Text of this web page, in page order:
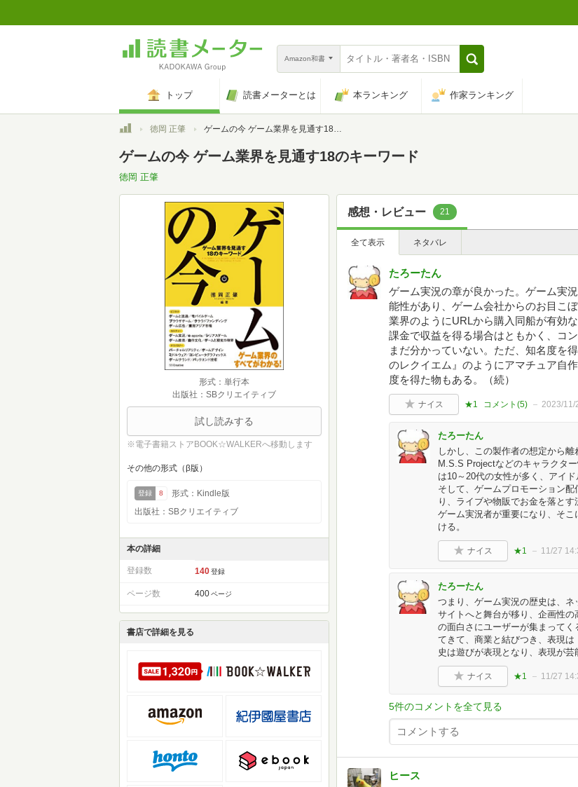
Amazon和書
トップ 読書メーターとは 本ランキング 作家ランキング
トップ徳岡 正肇 ゲームの今 ゲーム業界を見通す18のキーワード
ゲームの今 ゲーム業界を見通す18のキーワード
徳岡 正肇
形式：単行本
出版社：SBクリエイティブ
試し読みする
※電子書籍ストアBOOK☆WALKERへ移動します
その他の形式（β版）
登録 8
形式：Kindle版
出版社：SBクリエイティブ
本の詳細
登録数 140 登録
ページ数 400 ページ
書店で詳細を見る
感想・レビュー 21
全て表示 ネタバレ
たろーたん
ゲーム実況の章が良かった。ゲーム実
能性があり、ゲーム会社からのお目こ
業界のようにURLから購入同船が有効
課金で収益を得る場合はともかく、コ
まだ分かっていない。ただ、知名度を
のレクイエム』のようにアマチュア自
度を得た物もある。（続）
ナイス ★1 コメント(5) 2023/11/
たろーたん
しかし、この製作者の想定から
M.S.S Projectなどのキャラクタ
は10～20代の女性が多く、アイ
そして、ゲームプロモーション
り、ライブや物販でお金を落と
ゲーム実況者が重要になり、そ
ける。
ナイス ★1 11/27
たろーたん
つまり、ゲーム実況の歴史は、
サイトへと舞台が移り、企画性
の面白さにユーザーが集まって
てきて、商業と結びつき、表現
史は遊びが表現となり、表現が芸
ナイス ★1 11/27
5件のコメントを全て見る
ヒース